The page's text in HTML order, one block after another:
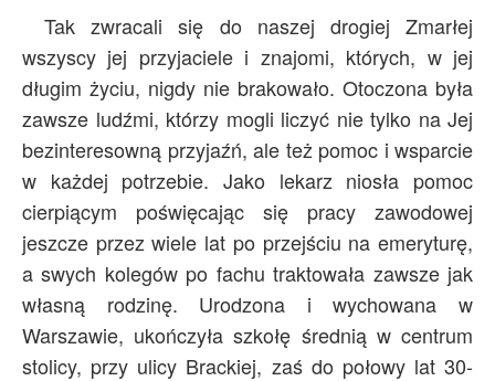
Tak zwracali się do naszej drogiej Zmarłej
wszyscy jej przyjaciele i znajomi, których, w jej
długim życiu, nigdy nie brakowało. Otoczona była
zawsze ludźmi, którzy mogli liczyć nie tylko na Jej
bezinteresowną przyjaźń, ale też pomoc i wsparcie
w każdej potrzebie. Jako lekarz niosła pomoc
cierpiącym poświęcając się pracy zawodowej
jeszcze przez wiele lat po przejściu na emeryturę,
a swych kolegów po fachu traktowała zawsze jak
własną rodzinę. Urodzona i wychowana w
Warszawie, ukończyła szkołę średnią w centrum
stolicy, przy ulicy Brackiej, zaś do połowy lat 30-